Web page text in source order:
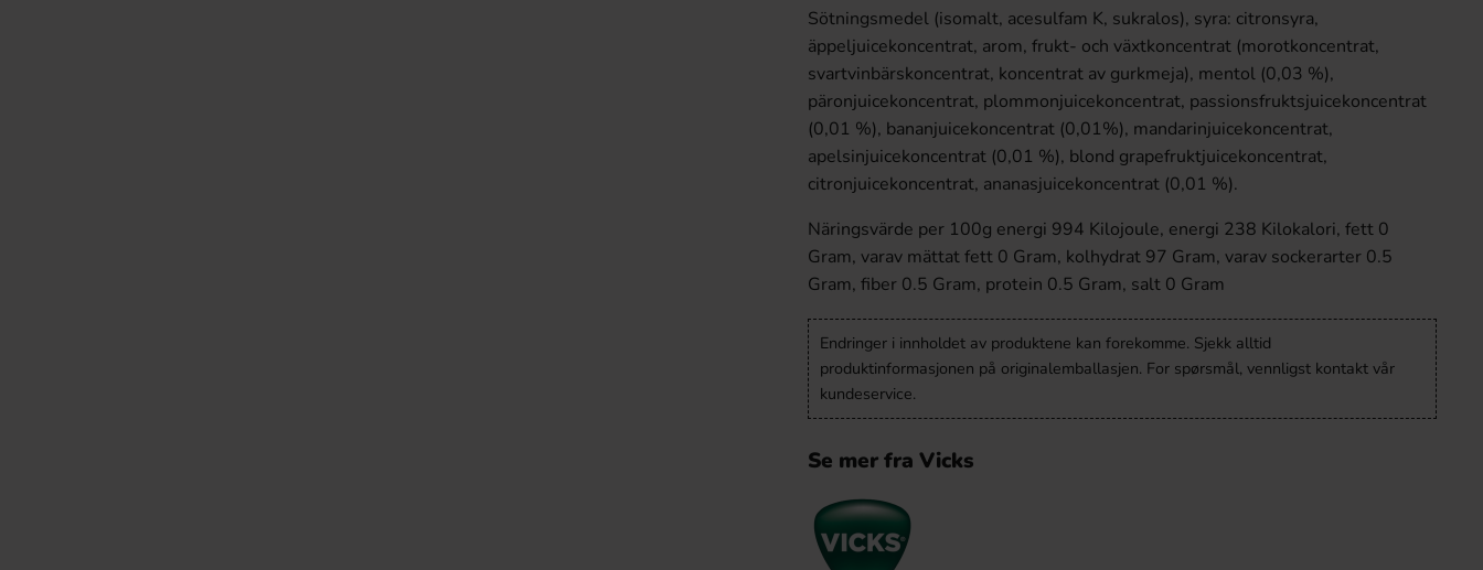
Sötningsmedel (isomalt, acesulfam K, sukralos), syra: citronsyra,
äppeljuicekoncentrat, arom, frukt- och växtkoncentrat (morotkoncentrat,
svartvinbärskoncentrat, koncentrat av gurkmeja), mentol (0,03 %),
päronjuicekoncentrat, plommonjuicekoncentrat, passionsfruktsjuicekoncentrat
(0,01 %), bananjuicekoncentrat (0,01%), mandarinjuicekoncentrat,
apelsinjuicekoncentrat (0,01 %), blond grapefruktjuicekoncentrat,
citronjuicekoncentrat, ananasjuicekoncentrat (0,01 %).
Näringsvärde per 100g energi 994 Kilojoule, energi 238 Kilokalori, fett 0
Gram, varav mättat fett 0 Gram, kolhydrat 97 Gram, varav sockerarter 0.5
Gram, fiber 0.5 Gram, protein 0.5 Gram, salt 0 Gram
Endringer i innholdet av produktene kan forekomme. Sjekk alltid
produktinformasjonen på originalemballasjen. For spørsmål, vennligst kontakt vår
kundeservice.
Se mer fra Vicks